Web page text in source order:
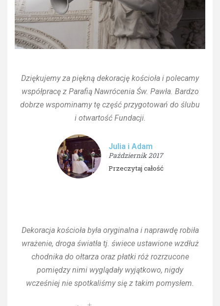
Dziękujemy za piękną dekorację kościoła i polecamy
współpracę z Parafią Nawrócenia Św. Pawła. Bardzo
dobrze wspominamy tę część przygotowań do ślubu
i otwartość Fundacji.
Julia i Adam
Październik 2017
Przeczytaj całość
Dekoracja kościoła była oryginalna i naprawdę robiła
wrażenie, droga światła tj. świece ustawione wzdłuż
chodnika do ołtarza oraz płatki róż rozrzucone
pomiędzy nimi wyglądały wyjątkowo, nigdy
wcześniej nie spotkaliśmy się z takim pomysłem.